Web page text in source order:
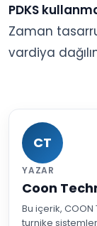
PDKS
Zaman
vardiya
CT
YAZAR
Coon
Bu içerik, COON
turnike